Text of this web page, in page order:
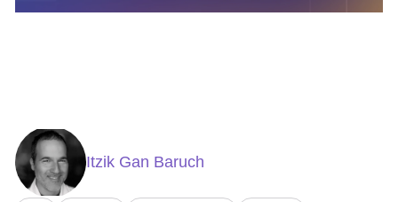
Itzik Gan Baruch